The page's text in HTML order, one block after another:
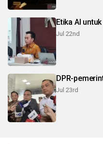
Etika AI
Jul 22nd
DPR-
Jul 23rd